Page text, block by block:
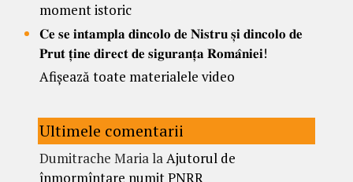
moment istoric
𝐂𝐞 𝐬𝐞 𝐢𝐧𝐭𝐚𝐦𝐩𝐥𝐚 𝐝𝐢𝐧𝐜𝐨𝐥𝐨 𝐝𝐞 𝐍𝐢𝐬𝐭𝐫𝐮 𝐬̦𝐢 𝐝𝐢𝐧𝐜𝐨𝐥𝐨 𝐝𝐞
𝐏𝐫𝐮𝐭 𝐭̦𝐢𝐧𝐞 𝐝𝐢𝐫𝐞𝐜𝐭 𝐝𝐞 𝐬𝐢𝐠𝐮𝐫𝐚𝐧𝐭̦𝐚 𝐑𝐨𝐦𝐚̂𝐧𝐢𝐞𝐢!
Afișează toate materialele video
Ultimele comentarii
Dumitrache MarialaAjutorul de
înmormîntare numit PNRR